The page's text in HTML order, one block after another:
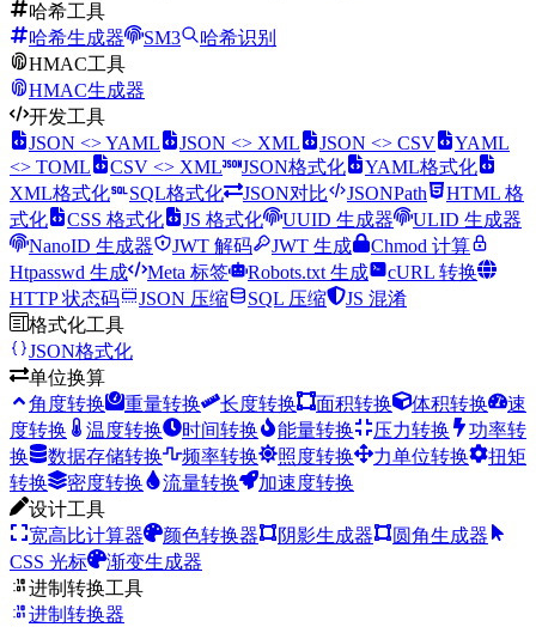
哈希工具
哈希生成器
SM3
哈希识别
HMAC工具
HMAC生成器
开发工具
JSON <> YAML
JSON <> XML JSON <> CSV
YAML
<> TOML
CSV <> XML JSON格式化
YAML格式化
XML格式化
SQL格式化 JSON对比 JSONPath
HTML 格
式化
CSS 格式化 JS 格式化 UUID 生成器
ULID 生成器
NanoID 生成器
JWT 解码 JWT 生成
Chmod 计算
Htpasswd 生成
Meta 标签 Robots.txt 生成
cURL 转换
HTTP 状态码
JSON 压缩 SQL 压缩
JS 混淆
格式化工具
JSON格式化
单位换算
角度转换
重量转换 长度转换 面积转换 体积转换
速
度转换
温度转换 时间转换 能量转换 压力转换
功率转
换
数据存储转换 频率转换 照度转换 力单位转换
扭矩
转换
密度转换 流量转换
加速度转换
设计工具
宽高比计算器
颜色转换器 阴影生成器
圆角生成器
CSS 光标
渐变生成器
进制转换工具
进制转换器